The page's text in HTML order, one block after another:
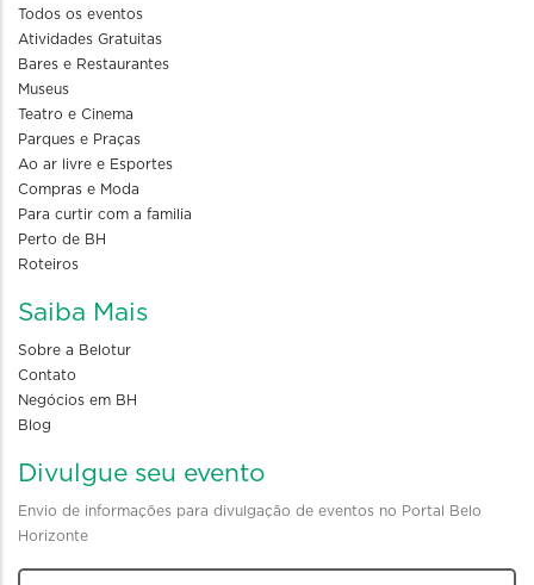
Todos os eventos
Atividades Gratuitas
Bares e Restaurantes
Museus
Teatro e Cinema
Parques e Praças
Ao ar livre e Esportes
Compras e Moda
Para curtir com a familia
Perto de BH
Roteiros
Saiba Mais
Sobre a Belotur
Contato
Negócios em BH
Blog
Divulgue seu evento
Envio de informações para divulgação de eventos no Portal Belo
Horizonte